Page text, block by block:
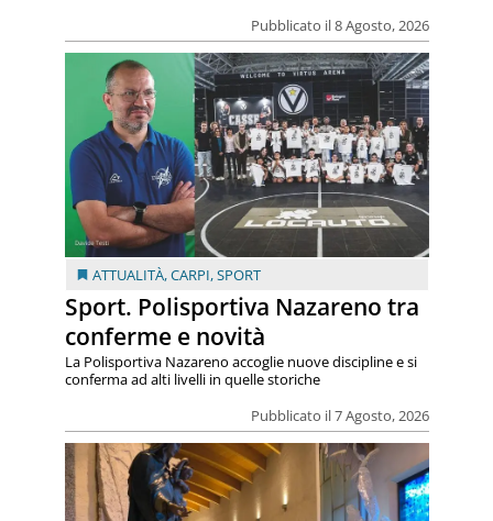
Pubblicato il 8 Agosto, 2026
ATTUALITÀ,CARPI,SPORT
Sport. Polisportiva Nazareno tra
conferme e novità
Pubblicato il 7 Agosto, 2026
La Polisportiva Nazareno accoglie nuove discipline e si
conferma ad alti livelli in quelle storiche